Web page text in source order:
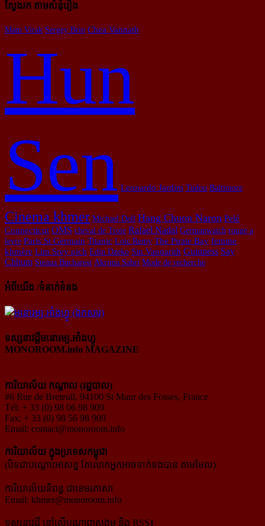
ស្វែងរក តាមសំនុំរឿង
Mam Virak Sergey Brin Chea Vannath
Hun
Sen Leonardo Jardim Tudou Baltimore
Cinema khmer Michael Dell Hang Chuon Naron Pelé
Connecticut OMS cheval de Troie Rafael Nadal Germanwatch rouge a
levre Paris St Germain Titanic Loic Remy The Pirate Bay femme
khmère Lim Srey pich Edin Dzeko Sin Vannarith Guinness Say
Chhum Steaua Bucharest Akrima Sabri Mode de recherche
អំពីយើង /ទំនាក់ទំនង
ទស្សនាវដ្ដីមនោរម្យ.អាំងហ្វូ
MONOROOM.info MAGAZINE
ការិយាល័យ កណ្ដាល (រដ្ឋបាល)
#6 Rue de Breteuil, 94100 St Maur des Fosses, France
Tél: + 33 (0) 98 06 98 909
Fax: + 33 (0) 98 56 98 909
Email: contact@monoroom.info
ការិយាល័យ ក្នុង​ប្រទេស​កម្ពុជា
(បិទជាបណ្ដោះអាសន្ន តែលោកអ្នកអាចទាក់ទងបាន តាមមែល)
ការិយាល័យនិពន្ធ ជាខេមរភាសា
Email: khmer@monoroom.info
ទស្សនាវដ្ដី​ នៅលើបណ្ដាញសង្គម និង RSS៖